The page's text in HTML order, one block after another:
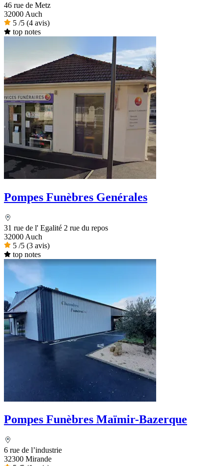
46 rue de Metz
32000 Auch
5 /5 (4 avis)
top notes
Pompes Funèbres Genérales
31 rue de l' Egalité 2 rue du repos
32000 Auch
5 /5 (3 avis)
top notes
Pompes Funèbres Maïmir-Bazerque
6 rue de l’industrie
32300 Mirande